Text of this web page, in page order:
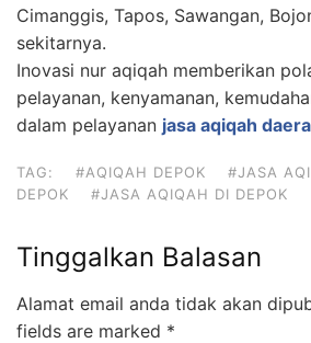
Cimanggis, Tapos, Sawangan,
sekitarnya.
Inovasi nur aqiqah memberikan
pelayanan, kenyamanan,
dalam pelayanan jasa aqiqah
TAG: #AQIQAH DEPOK
#JASA
DEPOK
#JASA AQIQAH DI DEPOK
Tinggalkan Balasan
Alamat email anda tidak akan
fields are marked *